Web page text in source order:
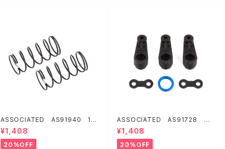
ASSOCIATED AS91940 13
mmフロントショックスプリング【ホ
ワイト/3.3lb/in・L44・7.25T・1.2
D】
¥1,408
20%OFF
ASSOCIATED AS91728 サ
ーボホーン・15.5mm【B6系】
¥1,408
20%OFF